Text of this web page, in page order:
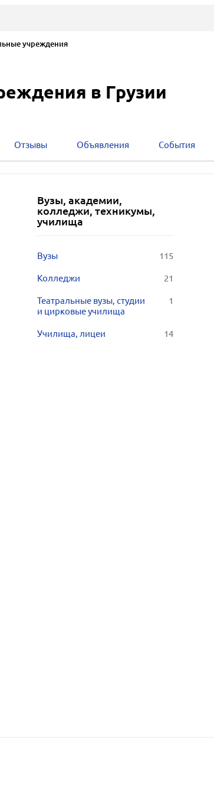
учреждения
в Грузии
Отзывы Объявления События
Вузы, академии,
колледжи, техникумы,
училища
Вузы 115
Колледжи 21
Театральные вузы, студии
и цирковые училища
1
Училища, лицеи 14